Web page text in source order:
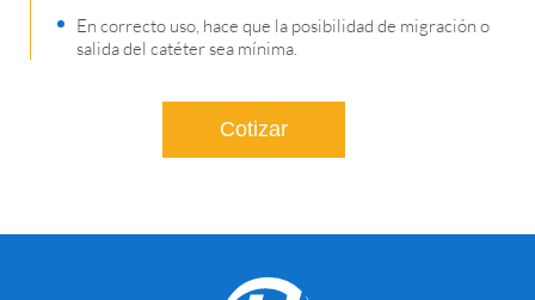
En correcto uso, hace que la posibilidad de migración o
salida del catéter sea mínima.
Cotizar